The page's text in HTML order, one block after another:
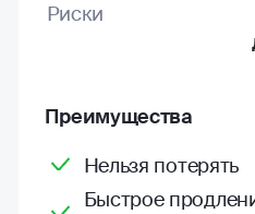
Риски
Преимущества
Нельзя потерять
Быстрое